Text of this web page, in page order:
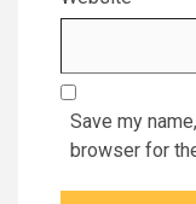
Save my
browser for